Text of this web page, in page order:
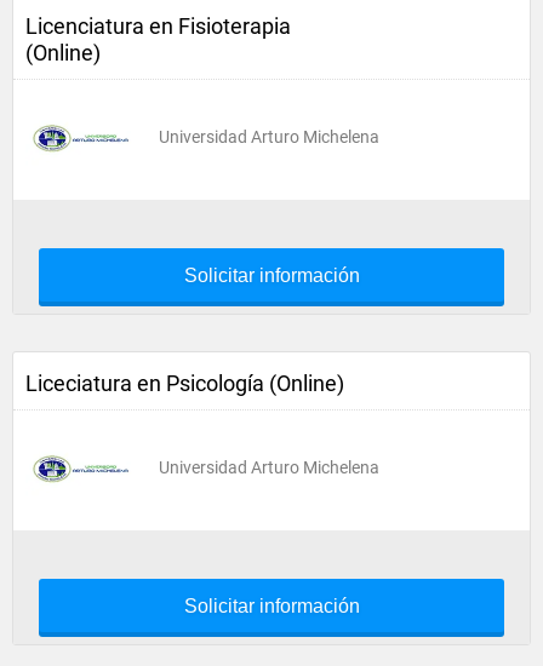
Licenciatura en Fisioterapia
(Online)
Universidad Arturo Michelena
Solicitar información
Liceciatura en Psicología (Online)
Universidad Arturo Michelena
Solicitar información